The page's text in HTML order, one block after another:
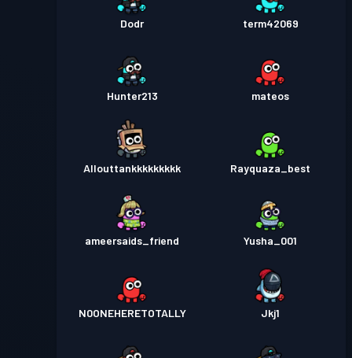
Dodr term42069
Hunter213 mateos
Allouttankkkkkkkkk Rayquaza_best
ameersaids_friend Yusha_001
N0ONEHERETOTALLY Jkj1